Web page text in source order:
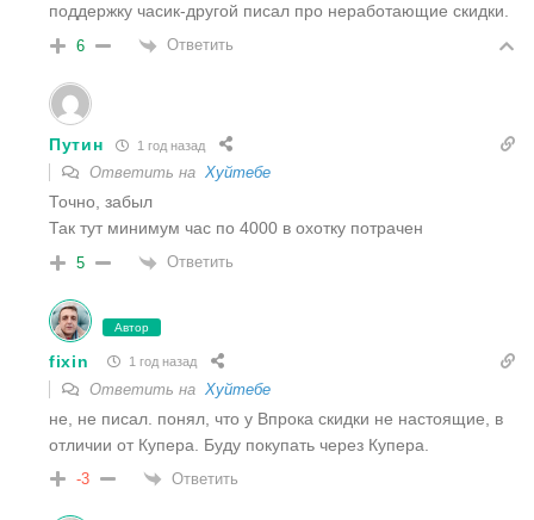
поддержку часик-другой писал про неработающие скидки.
6 Ответить
Путин 1 год назад
Ответить на Хуйтебе
Точно, забыл
Так тут минимум час по 4000 в охотку потрачен
5 Ответить
Автор
fixin 1 год назад
Ответить на Хуйтебе
не, не писал. понял, что у Впрока скидки не настоящие, в
отличии от Купера. Буду покупать через Купера.
-3 Ответить